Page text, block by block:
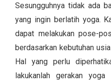
Sesungguhnya tidak ada
yang ingin berlatih yoga.
dapat melakukan pose-
berdasarkan kebutuhan
Hal yang perlu
lakukanlah gerakan yoga